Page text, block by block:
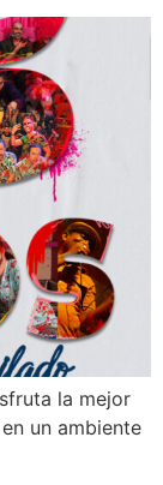
la mejor
un ambiente